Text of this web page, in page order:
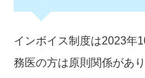
インボイス制度は2023年
務医の方は原則関係があ